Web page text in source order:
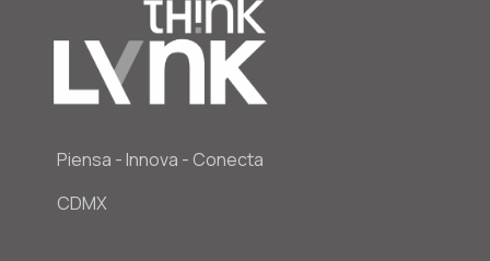
Piensa - Innova - Conecta
CDMX